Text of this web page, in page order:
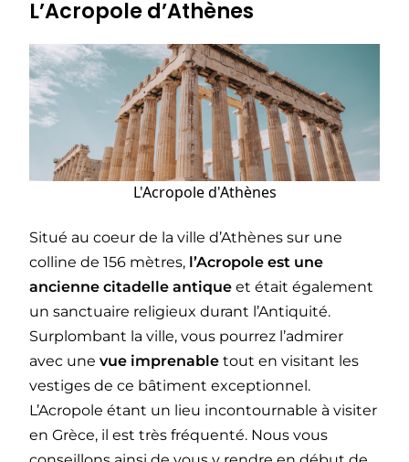
L’Acropole d’Athènes
L'Acropole d'Athènes
Situé au coeur de la ville d’Athènes sur une
colline de 156 mètres, l’Acropole est une
ancienne citadelle antique et était également
un sanctuaire religieux durant l’Antiquité.
Surplombant la ville, vous pourrez l’admirer
avec une vue imprenable tout en visitant les
vestiges de ce bâtiment exceptionnel.
L’Acropole étant un lieu incontournable à visiter
en Grèce, il est très fréquenté. Nous vous